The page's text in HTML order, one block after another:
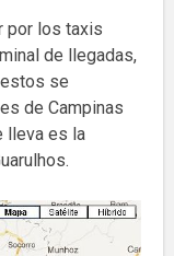
por los taxis
de llegadas,
se
de Campinas
lleva es la